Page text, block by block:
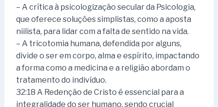
– A crítica à psicologização secular da Psicologia,
que oferece soluções simplistas, como a aposta
niilista, para lidar com a falta de sentido na vida.
– A tricotomia humana, defendida por alguns,
divide o ser em corpo, alma e espírito, impactando
a forma como a medicina e a religião abordam o
tratamento do indivíduo.
32:18 A Redenção de Cristo é essencial para a
integralidade do ser humano, sendo crucial